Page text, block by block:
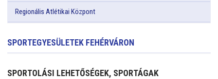
Regionális Atlétikai Központ
SPORTEGYESÜLETEK FEHÉRVÁRON
SPORTOLÁSI LEHETŐSÉGEK, SPORTÁGAK